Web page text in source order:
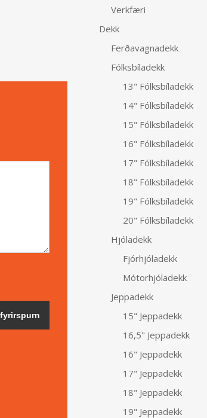
Verkfæri
Dekk
Ferðavagnadekk
Fólksbíladekk
13" Fólksbíladekk
14" Fólksbíladekk
15" Fólksbíladekk
16" Fólksbíladekk
17" Fólksbíladekk
18" Fólksbíladekk
19" Fólksbíladekk
20" Fólksbíladekk
Hjóladekk
Fjórhjóladekk
Mótorhjóladekk
Jeppadekk
15" Jeppadekk
16,5" Jeppadekk
16" Jeppadekk
17" Jeppadekk
18" Jeppadekk
19" Jeppadekk